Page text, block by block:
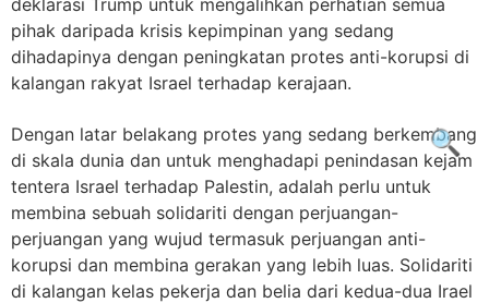
🔍
pihak daripada krisis kepimpinan yang sedang
dihadapinya dengan peningkatan protes anti-korupsi di
kalangan rakyat Israel terhadap kerajaan.
Dengan latar belakang protes yang sedang berkembang
di skala dunia dan untuk menghadapi penindasan kejam
tentera Israel terhadap Palestin, adalah perlu untuk
membina sebuah solidariti dengan perjuangan-
perjuangan yang wujud termasuk perjuangan anti-
korupsi dan membina gerakan yang lebih luas. Solidariti
di kalangan kelas pekerja dan belia dari kedua-dua Irael